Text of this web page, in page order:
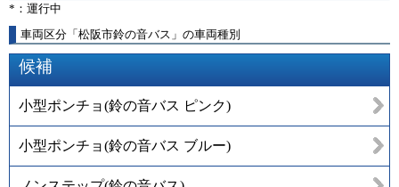
*：運行中
車両区分「松阪市鈴の音バス」の車両種別
候補
小型ポンチョ(鈴の音バス ピンク)
小型ポンチョ(鈴の音バス ブルー)